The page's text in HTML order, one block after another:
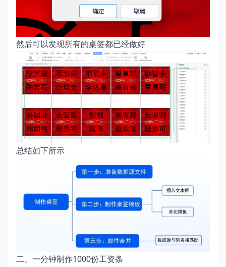
然后可以发现所有的桌签都已经做好
总结如下所示
二、一分钟制作1000份工资条